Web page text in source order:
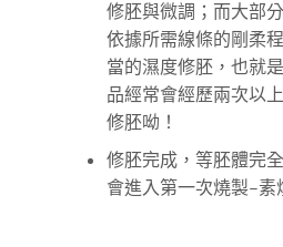
品經常會經歷兩次以
修胚呦！
修胚完成，等胚體完
會進入第一次燒製–素